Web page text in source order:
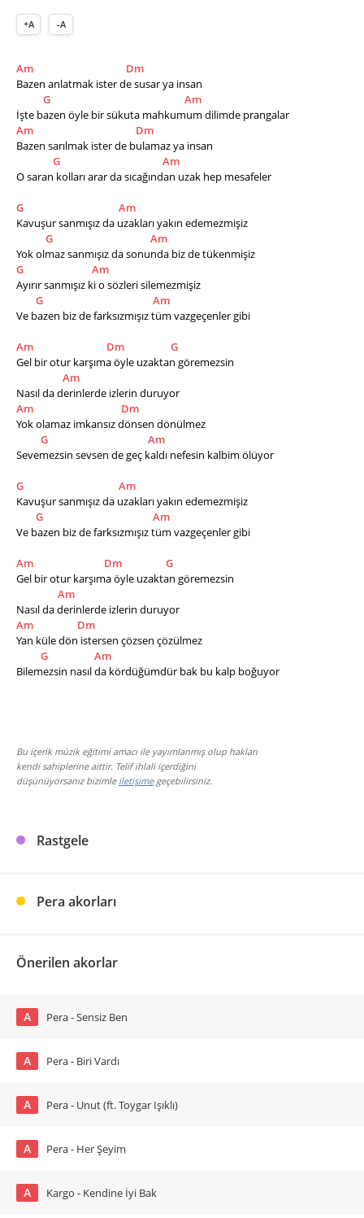
+A -A
Am
Dm
Bazen anlatmak ister de susar ya insan
G
Am
İşte bazen öyle bir sükuta mahkumum dilimde prangalar
Am
Dm
Bazen sarılmak ister de bulamaz ya insan
G
Am
O saran kolları arar da sıcağından uzak hep mesafeler
G
Am
Kavuşur sanmışız da uzakları yakın edemezmişiz
G
Am
Yok olmaz sanmışız da sonunda biz de tükenmişiz
G
Am
Ayırır sanmışız ki o sözleri silemezmişiz
G
Am
Ve bazen biz de farksızmışız tüm vazgeçenler gibi
Am Dm
G
Gel bir otur karşıma öyle uzaktan göremezsin
Am
Nasıl da derinlerde izlerin duruyor
Am
Dm
Yok olamaz imkansız dönsen dönülmez
G
Am
Sevemezsin sevsen de geç kaldı nefesin kalbim ölüyor
G
Am
Kavuşur sanmışız da uzakları yakın edemezmişiz
G
Am
Ve bazen biz de farksızmışız tüm vazgeçenler gibi
Am Dm
G
Gel bir otur karşıma öyle uzaktan göremezsin
Am
Nasıl da derinlerde izlerin duruyor
Am
Dm
Yan küle dön istersen çözsen çözülmez
G
Am
Bilemezsin nasıl da kördüğümdür bak bu kalp boğuyor
Bu içerik müzik eğitimi amacı ile yayımlanmış olup hakları
kendi sahiplerine aittir. Telif ihlali içerdiğini
düşünüyorsanız bizimle iletişimegeçebilirsiniz.
Rastgele
Pera akorları
Önerilen akorlar
A Pera - Sensiz Ben
A Pera - Biri Vardı
A Pera - Unut (ft. Toygar Işıklı)
A Pera - Her Şeyim
A Kargo - Kendine İyi Bak